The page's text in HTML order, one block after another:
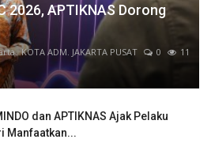
2026, APTIKNAS Dorong
KOTA ADM. JAKARTA PUSAT 0
11
dan APTIKNAS Ajak Pelaku
Manfaatkan...